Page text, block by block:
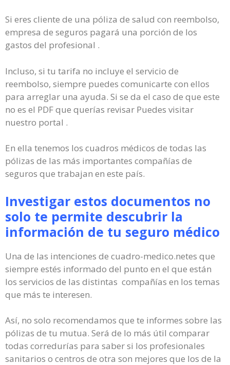
Si eres cliente de una póliza de salud con reembolso,
empresa de seguros pagará una porción de los
gastos del profesional .
Incluso, si tu tarifa no incluye el servicio de
reembolso, siempre puedes comunicarte con ellos
para arreglar una ayuda. Si se da el caso de que este
no es el PDF que querías revisar Puedes visitar
nuestro portal .
En ella tenemos los cuadros médicos de todas las
pólizas de las más importantes compañías de
seguros que trabajan en este país.
Investigar estos documentos no
solo te permite descubrir la
información de tu seguro médico
Una de las intenciones de cuadro-medico.netes que
siempre estés informado del punto en el que están
los servicios de las distintas compañías en los temas
que más te interesen.
Así, no solo recomendamos que te informes sobre las
pólizas de tu mutua. Será de lo más útil comparar
todas corredurías para saber si los profesionales
sanitarios o centros de otra son mejores que los de la